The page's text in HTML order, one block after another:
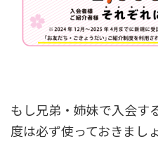
もし兄弟・姉妹で入会す
度は必ず使っておきましょ